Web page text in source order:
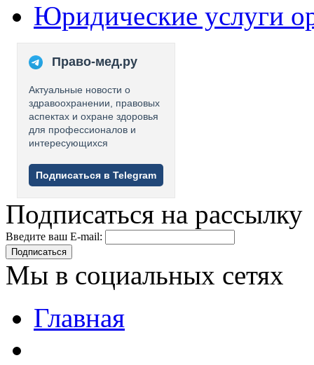
Юридические услуги
Право-мед.ру
Актуальные новости о
здравоохранении, правовых
аспектах и охране здоровья
для профессионалов и
интересующихся
Подписаться в Telegram
Подписаться на рассылку
Введите ваш E-mail:
Подписаться
Мы в социальных сетях
Главная